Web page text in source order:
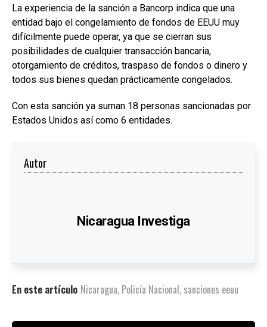
La experiencia de la sanción a Bancorp indica que una
entidad bajo el congelamiento de fondos de EEUU muy
difícilmente puede operar, ya que se cierran sus
posibilidades de cualquier transacción bancaria,
otorgamiento de créditos, traspaso de fondos o dinero y
todos sus bienes quedan prácticamente congelados.
Con esta sanción ya suman 18 personas sancionadas por
Estados Unidos así como 6 entidades.
Autor
Nicaragua Investiga
En este artículo Nicaragua, Policía Nacional, sanciones eeuu